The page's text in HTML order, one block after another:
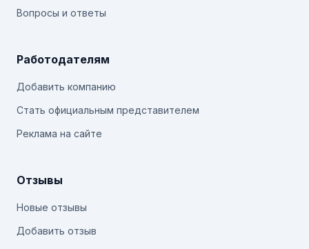
Вопросы и ответы
Работодателям
Добавить компанию
Стать официальным представителем
Реклама на сайте
Отзывы
Новые отзывы
Добавить отзыв